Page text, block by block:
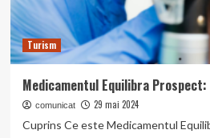
Turism
Medicamentul Equilibra
comunicat 29 mai 2024
Cuprins Ce este Medicamentul